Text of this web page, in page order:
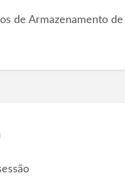
de Armazenamento de